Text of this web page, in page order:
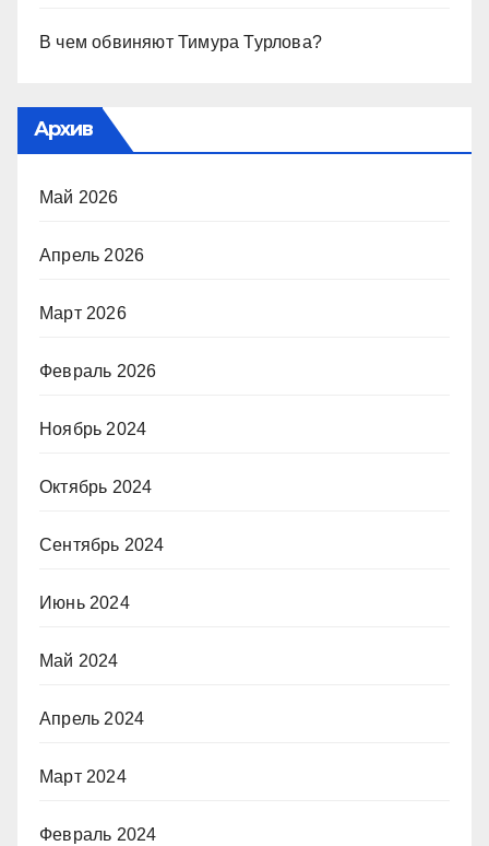
В чем обвиняют Тимура Турлова?
Архив
Май 2026
Апрель 2026
Март 2026
Февраль 2026
Ноябрь 2024
Октябрь 2024
Сентябрь 2024
Июнь 2024
Май 2024
Апрель 2024
Март 2024
Февраль 2024